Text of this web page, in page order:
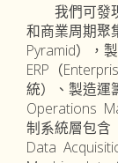
我們可發現
和商業周期聚
Pyramid），
ERP（
統）、製造運
Operations
制系統層包含
Data